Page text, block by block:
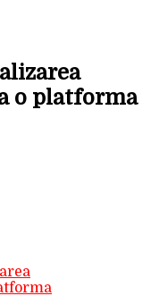
o platforma